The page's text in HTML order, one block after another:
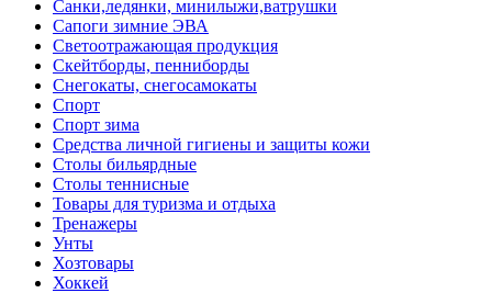
Санки,ледянки, минилыжи,ватрушки
Сапоги зимние ЭВА
Светоотражающая продукция
Скейтборды, пенниборды
Снегокаты, снегосамокаты
Спорт
Спорт зима
Средства личной гигиены и защиты кожи
Столы бильярдные
Столы теннисные
Товары для туризма и отдыха
Тренажеры
Унты
Хозтовары
Хоккей